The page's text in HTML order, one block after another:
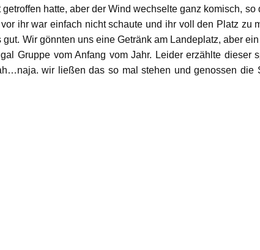
hatte, aber der Wind wechselte ganz komisch,
ihr war einfach nicht schaute und ihr voll den Platz zu
Wir gönnten uns eine Getränk am Landeplatz, aber
Gruppe vom Anfang vom Jahr. Leider erzählte dieser
wir ließen das so mal stehen und genossen die